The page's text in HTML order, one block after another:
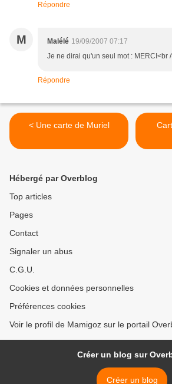
Répondre
M Malélé 19/09/2007 07:17
Je ne dirai qu'un seul mot : MERCI<br
Répondre
< Une carte de Muriel
Hébergé par Overblog
Top articles
Pages
Contact
Signaler un abus
C.G.U.
Cookies et données personnelles
Préférences cookies
Voir le profil de Mamigoz sur le portail
Créer un blog sur
Créer un blog